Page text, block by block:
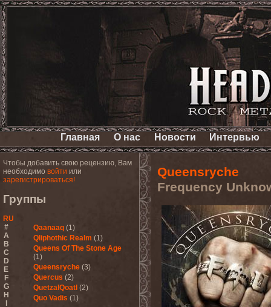
Главная О нас Новости Интервью
Чтобы добавить свою рецензию, Вам
необходимо войти или
зарегистрироваться!
Группы
RU
#
A
B
C
D
E
F
G
H
Qaanaaq (1)
Qliphothic Realm (1)
Queens Of The Stone Age
(1)
Queensryche (3)
Quercus (2)
QuetzalQoatl (2)
Quo Vadis (1)
Queensryche
Frequency